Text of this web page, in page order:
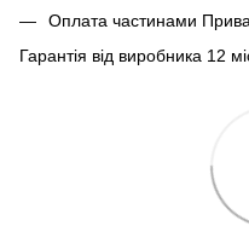
Оплата частинами
Гарантія від виробника 12